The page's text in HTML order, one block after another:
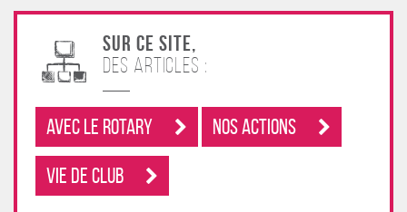
Sur ce site,
des articles :
Avec le rotary Nos Actions
Vie de club